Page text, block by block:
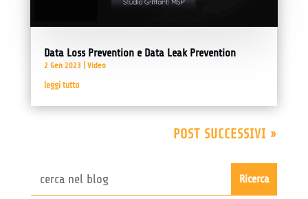
Data Loss Prevention e Data Leak Prevention
2 Gen 2023 Video
leggi tutto
POST SUCCESSIVI »